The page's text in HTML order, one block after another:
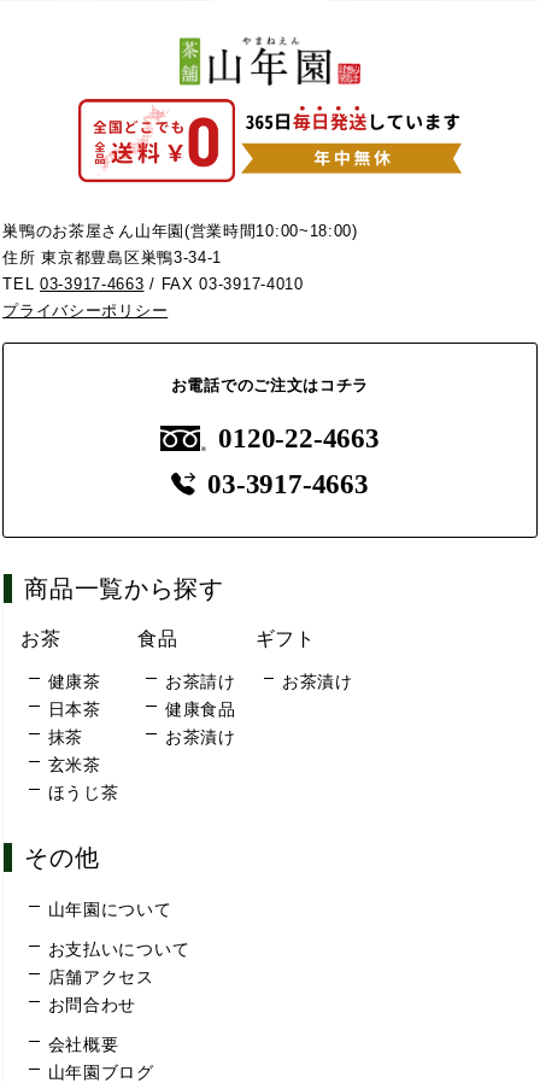
巣鴨のお茶屋さん山年園(営業時間10:00~18:00)
住所 東京都豊島区巣鴨3-34-1
TEL03-3917-4663 / FAX 03-3917-4010
プライバシーポリシー
お電話でのご注文はコチラ
0120-22-4663
03-3917-4663
商品一覧から探す
お茶
健康茶
日本茶
抹茶
玄米茶
ほうじ茶
食品
お茶請け
健康食品
お茶漬け
ギフト
お茶漬け
その他
山年園について
お支払いについて
店舗アクセス
お問合わせ
会社概要
山年園ブログ